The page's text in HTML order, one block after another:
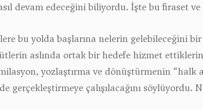
devam edeceğini biliyordu. İşte bu firaset
bu yolda başlarına nelerin gelebileceğini
aslında ortak bir hedefe hizmet
yozlaştırma ve dönüştürmenin “halk
gerçekleştirmeye çalışılacağını